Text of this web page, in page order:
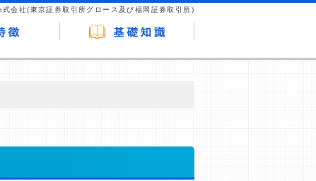
会社(東京証券取引所グロース及び福岡証券取引所)